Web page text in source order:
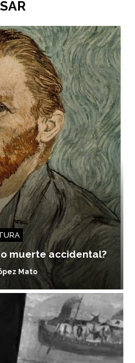
o muerte accidental?
Mato